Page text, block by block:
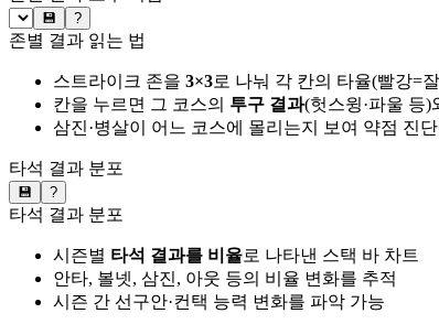
💾 ?
존별 결과 읽는 법
스트라이크 존을 3×3로 나눠 각 칸의 타율(빨강=
칸을 누르면 그 코스의 투구 결과(헛스윙·파울 등)
삼진·병살이 어느 코스에 몰리는지 보여 약점 진
타석 결과 분포
💾 ?
타석 결과 분포
시즌별 타석 결과를 비율로 나타낸 스택 바 차트
안타, 볼넷, 삼진, 아웃 등의 비율 변화를 추적
시즌 간 선구안·컨택 능력 변화를 파악 가능